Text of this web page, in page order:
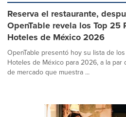
Reserva el restaurante,
OpenTable revela los Top 25
Hoteles de México 2026
OpenTable presentó hoy su lista de
Hoteles de México para 2026, a la par
de mercado que muestra ...